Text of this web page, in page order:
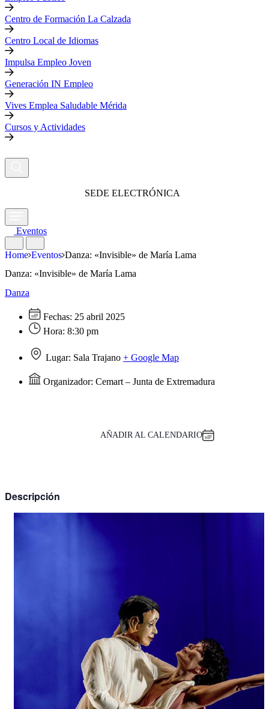
Centro de Formación La Calzada
Centro Local de Idiomas
Impulsa Empleo Joven
Generación IN Empleo
Vives Emplea Saludable Mérida
Cursos y Actividades
SEDE ELECTRÓNICA
Eventos
Home Eventos Danza: «Invisible» de María Lama
Danza: «Invisible» de María Lama
Danza
Fechas: 25 abril 2025
Hora: 8:30 pm
Lugar: Sala Trajano + Google Map
Organizador: Cemart – Junta de Extremadura
AÑADIR AL CALENDARIO
Descripción